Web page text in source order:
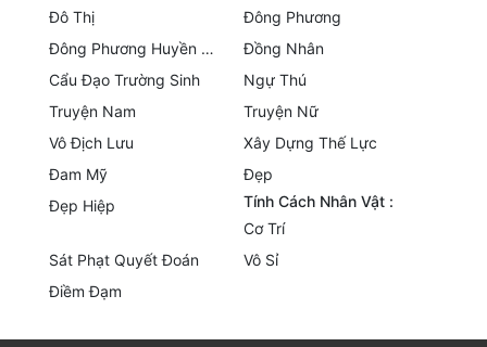
Thanh Xuân
Tiểu Thuyết
Trinh Thám
Triều Đấu
Trùng Sinh
Đô Thị
Đông Phương
Đông Phương Huyền Huyễn
Đồng Nhân
Cẩu Đạo Trường Sinh
Ngự Thú
Truyện Nam
Truyện Nữ
Vô Địch Lưu
Xây Dựng Thế Lực
Đam Mỹ
Đẹp
Đẹp Hiệp
Tính Cách Nhân Vật :
Cơ Trí
Sát Phạt Quyết Đoán
Vô Sỉ
Điềm Đạm